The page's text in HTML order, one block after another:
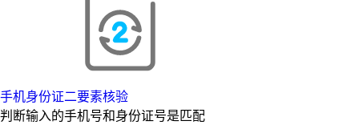
手机身份证二要素核验
判断输入的手机号和身份证号是匹配